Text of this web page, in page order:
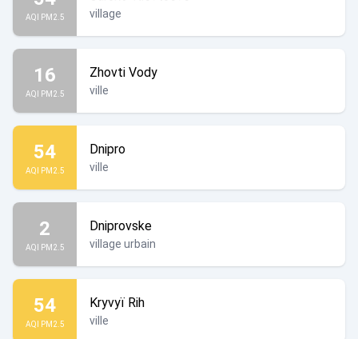
AQI PM2.5 village
16
AQI PM2.5
Zhovti Vody
ville
54
AQI PM2.5
Dnipro
ville
2
AQI PM2.5
Dniprovske
village urbain
54
AQI PM2.5
Kryvyï Rih
ville